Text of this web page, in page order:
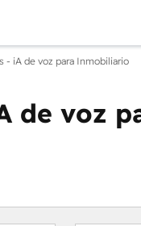
- iA de voz para Inmobiliario
de voz